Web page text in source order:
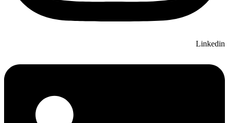
Linkedin